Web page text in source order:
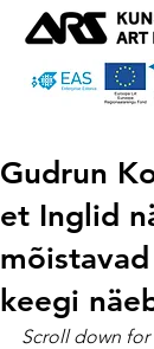
Gudrun
et Inglid
keegi
Scroll down for